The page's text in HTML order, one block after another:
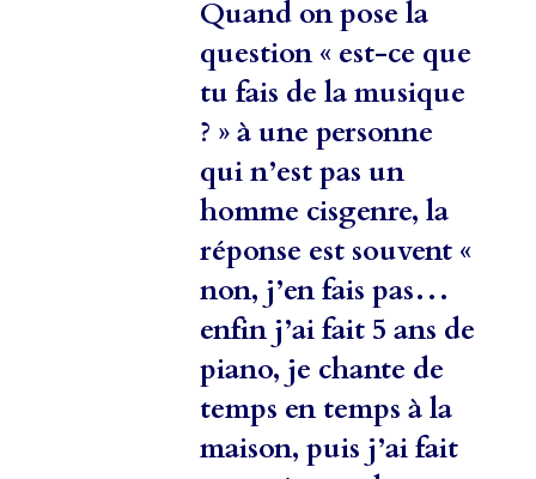
Quand on pose la
question « est-ce que
tu fais de la musique
? » à une personne
qui n’est pas un
homme cisgenre, la
réponse est souvent «
non, j’en fais pas…
enfin j’ai fait 5 ans de
piano, je chante de
temps en temps à la
maison, puis j’ai fait